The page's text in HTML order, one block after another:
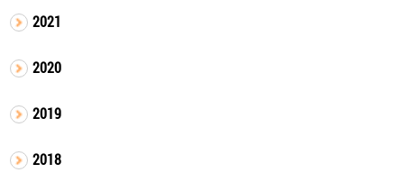
2021
2020
2019
2018